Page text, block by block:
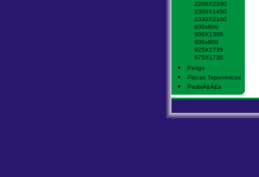
2200X2200
2300X1450
2330X2100
800x600
900X1300
900x900
925X1735
975X1735
Perigo
Placas Toponimicas
ProibiÃ§Ã£o